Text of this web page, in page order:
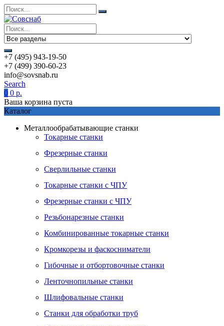
+7 (495) 943-19-50
+7 (499) 390-60-23
info@sovsnab.ru
Search
0 0 р.
Ваша корзина пуста
Каталог
Металлообрабатывающие станки
Токарные станки
Фрезерные станки
Сверлильные станки
Токарные станки с ЧПУ
Фрезерные станки с ЧПУ
Резьбонарезные станки
Комбинированные токарные станки
Кромкорезы и фаскосниматели
Гибочные и отбортовочные станки
Ленточнопильные станки
Шлифовальные станки
Станки для обработки труб